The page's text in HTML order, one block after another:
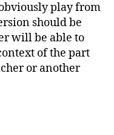
play from
should be
will be able to
of the part
or another